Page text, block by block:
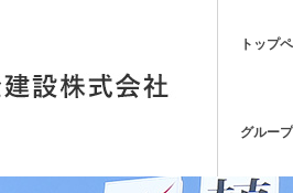
トップ
グルー